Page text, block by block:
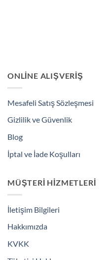
ONLINE ALIŞVERIŞ
Mesafeli Satış Sözleşmesi
Gizlilik ve Güvenlik
Blog
İptal ve İade Koşulları
MÜŞTERI HIZMETLERI
İletişim Bilgileri
Hakkımızda
KVKK